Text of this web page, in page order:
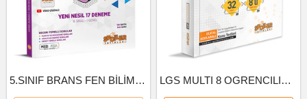
5.SINIF BRANS FEN BİLİMLERİ DENEME LGS MULTI 8 OGRENCILIK KUTU INGILIZCE